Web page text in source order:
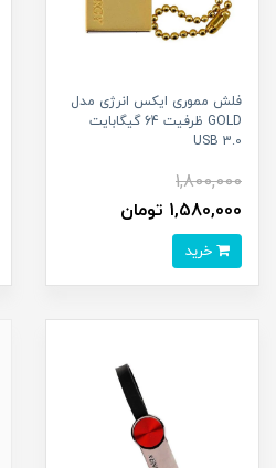
فلش مموری ایکس انرژ‌ی مدل
GOLD ظرفیت 64 گیگابایت
USB 3.0
1,800,000
1,580,000 تومان